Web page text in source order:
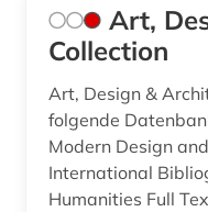
israel (1)
italien (3)
italienisch (1)
jazz (16)
Art,
Collection
Art, Design &
folgende Datenbanken
Modern Design
International
Humanities Full Text Die Art,